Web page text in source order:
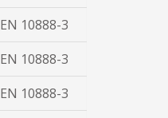
EN 10888-3
EN 10888-3
EN 10888-3